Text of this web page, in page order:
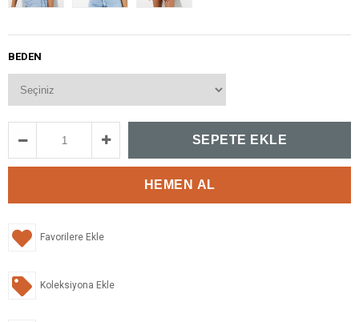
BEDEN
Favorilere Ekle
Koleksiyona Ekle